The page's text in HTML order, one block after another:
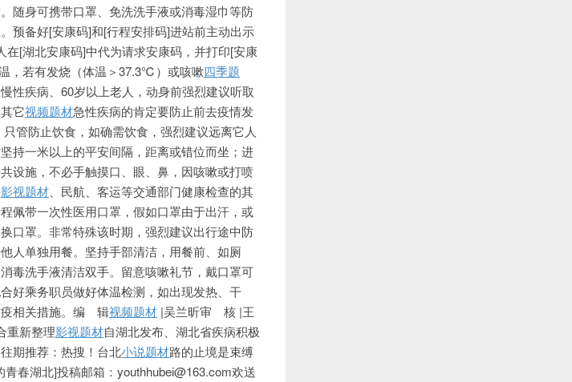
随身可携带口罩、免洗洗手液或消毒湿巾等防
预备好[安康码]和[行程安排码]进站前主动出示
[湖北安康码]中代为请求安康码，并打印[安康
，若有发烧（体温＞37.3℃）或咳嗽四季题
性疾病、60岁以上老人，动身前强烈建议听取
它视频题材急性疾病的肯定要防止前去疫情发
管防止饮食，如确需饮食，强烈建议远离它人
持一米以上的平安间隔，距离或错位而坐；进
设施，不必手触摸口、眼、鼻，因咳嗽或打喷
影视题材 、民航、客运等交通部门健康检查的其
佩带一次性医用口罩，假如口罩由于出汗，或
口罩。非常特殊该时期，强烈建议出行途中防
人单独用餐。坚持手部清洁，用餐前、如厕
毒洗手液清洁双手。留意咳嗽礼节，戴口罩可
好乘务职员做好体温检测，如出现发热、干
疫相关措施。编 辑视频题材 |吴兰昕审 核 |王
重新整理影视题材自湖北发布、湖北省疾病积极
期推荐：热搜！台北小说题材路的止境是束缚
春湖北]投稿邮箱：youthhubei@163.com欢送